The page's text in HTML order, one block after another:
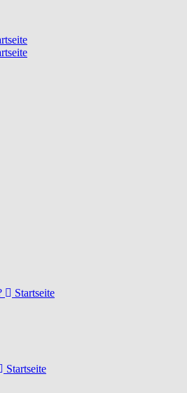
Startseite
Startseite